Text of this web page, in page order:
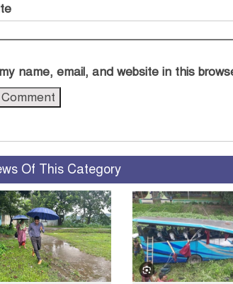
name, email, and website in this
Of This Category